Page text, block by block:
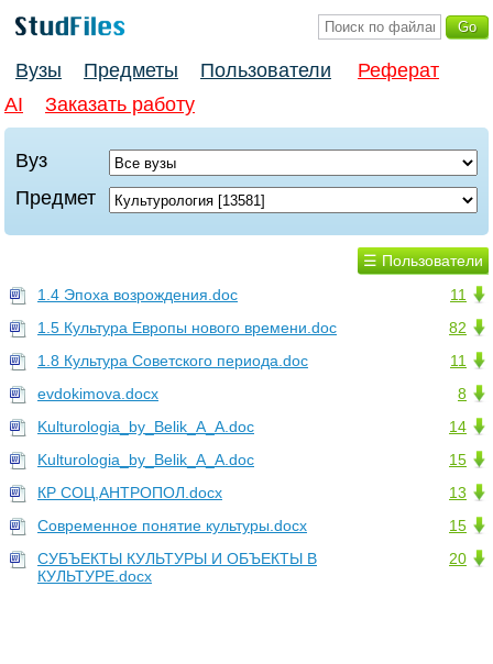
Вузы Предметы Пользователи
Реферат
AI
Заказать работу
Вуз
Предмет
☰ Пользователи
11
1.4 Эпоха возрождения.doc
82
1.5 Культура Европы нового времени.doc
11
1.8 Культура Советского периода.doc
8
evdokimova.docx
14
Kulturologia_by_Belik_A_A.doc
15
Kulturologia_by_Belik_A_A.doc
13
КР СОЦ,АНТРОПОЛ.docx
15
Современное понятие культуры.docx
20
СУБЪЕКТЫ КУЛЬТУРЫ И ОБЪЕКТЫ В
КУЛЬТУРЕ.docx